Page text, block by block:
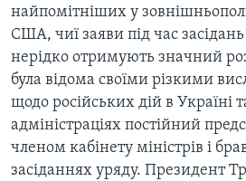
найпомітніших у
США, чиї заяви під час
нерідко отримують значний
була відома своїми різкими
щодо російських дій в Україні
адміністраціях постійний
членом кабінету міністрів і
засіданнях уряду. Президент